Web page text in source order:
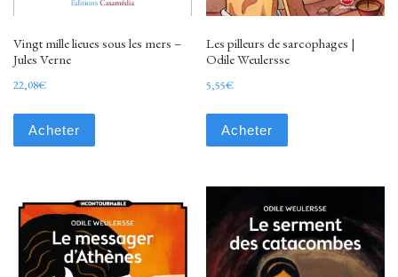
Vingt mille lieues sous les mers –
Jules Verne
22,08€
Acheter
Les pilleurs de sarcophages |
Odile Weulersse
5,55€
Acheter